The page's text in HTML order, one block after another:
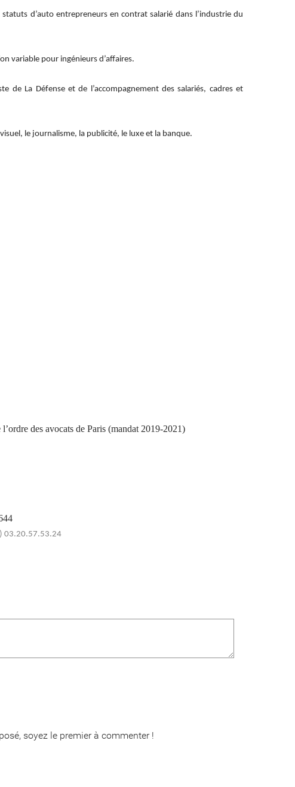
d’auto entrepreneurs en contrat salarié dans l’industrie du
variable pour ingénieurs d’affaires.
de La Défense et de l’accompagnement des salariés, cadres et
le journalisme, la publicité, le luxe et la banque.
des avocats de Paris (mandat 2019-2021)
03.20.57.53.24
soyez le premier à commenter !